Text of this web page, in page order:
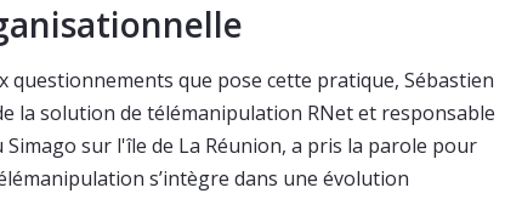
questionnements que pose cette pratique, Sébastien
la solution de télémanipulation RNet et responsable
sur l'île de La Réunion, a pris la parole pour
s’intègre dans une évolution